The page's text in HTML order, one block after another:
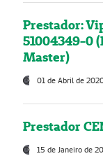
Prestador:
51004349-0
Master)
01 de Abril de
Prestador
15 de Janeiro de